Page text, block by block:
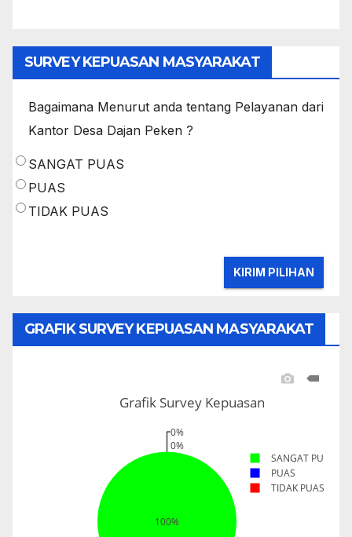
SURVEY KEPUASAN MASYARAKAT
Bagaimana Menurut anda tentang Pelayanan dari
Kantor Desa Dajan Peken ?
SANGAT PUAS
PUAS
TIDAK PUAS
GRAFIK SURVEY KEPUASAN MASYARAKAT